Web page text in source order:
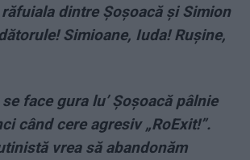
dintre Șoșoacă și Simion
Simioane, Iuda! Rușine,
se face gura lu’ Șoșoacă pâlnie
când cere agresiv „RoExit!”.
vrea să abandonăm